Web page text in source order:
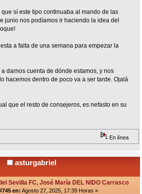
sí este tipo continuaba al mando de las
junio nos podíamos ir haciendo la idea del
a falta de una semana para empezar la
darnos cuenta de dónde estamos, y nos
hacemos dentro de poco va a ser tarde. Ojalá
que el resto de consejeros, es nefasto en su
En línea
asturgabriel
Sevilla FC, José María DEL NIDO Carrasco
en: Agosto 27, 2025, 17:39 Horas »